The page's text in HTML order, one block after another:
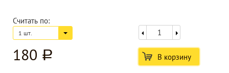
Считать по:
1 шт.
180 a В корзину